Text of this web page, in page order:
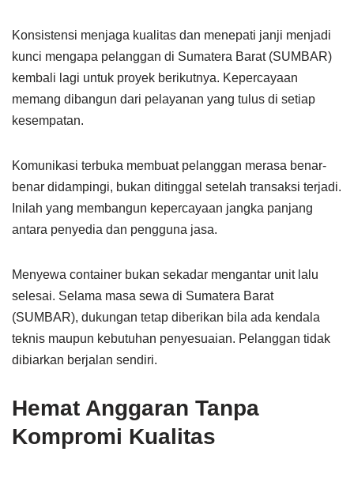
Konsistensi menjaga kualitas dan menepati janji menjadi
kunci mengapa pelanggan di Sumatera Barat (SUMBAR)
kembali lagi untuk proyek berikutnya. Kepercayaan
memang dibangun dari pelayanan yang tulus di setiap
kesempatan.
Komunikasi terbuka membuat pelanggan merasa benar-
benar didampingi, bukan ditinggal setelah transaksi terjadi.
Inilah yang membangun kepercayaan jangka panjang
antara penyedia dan pengguna jasa.
Menyewa container bukan sekadar mengantar unit lalu
selesai. Selama masa sewa di Sumatera Barat
(SUMBAR), dukungan tetap diberikan bila ada kendala
teknis maupun kebutuhan penyesuaian. Pelanggan tidak
dibiarkan berjalan sendiri.
Hemat Anggaran Tanpa
Kompromi Kualitas